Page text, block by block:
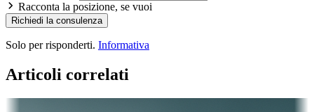
Racconta la posizione, se vuoi
Richiedi la consulenza
Solo per risponderti. Informativa
Articoli correlati